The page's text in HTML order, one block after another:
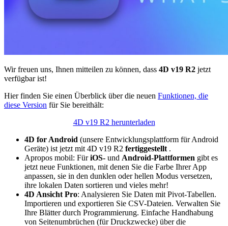
Wir freuen uns, Ihnen mitteilen zu können, dass 4D v19 R2 jetzt
verfügbar ist!
Hier finden Sie einen Überblick über die neuen Funktionen, die
diese Version für Sie bereithält:
4D v19 R2 herunterladen
4D for Android (unsere Entwicklungsplattform für Android
Geräte) ist jetzt mit 4D v19 R2 fertiggestellt .
Apropos mobil: FüriOS- und Android-Plattformen gibt es
jetzt neue Funktionen, mit denen Sie die Farbe Ihrer App
anpassen, sie in den dunklen oder hellen Modus versetzen,
ihre lokalen Daten sortieren und vieles mehr!
4D Ansicht Pro: Analysieren Sie Daten mit Pivot-Tabellen.
Importieren und exportieren Sie CSV-Dateien. Verwalten Sie
Ihre Blätter durch Programmierung. Einfache Handhabung
von Seitenumbrüchen (für Druckzwecke) über die